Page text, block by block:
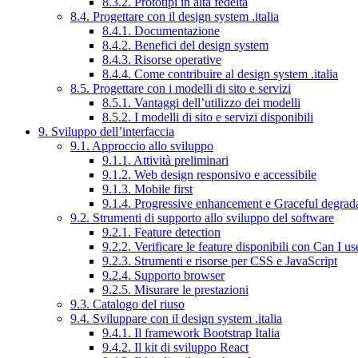
8.4. Progettare con il design system .italia
8.4.1. Documentazione
8.4.2. Benefici del design system
8.4.3. Risorse operative
8.4.4. Come contribuire al design system .italia
8.5. Progettare con i modelli di sito e servizi
8.5.1. Vantaggi dell’utilizzo dei modelli
8.5.2. I modelli di sito e servizi disponibili
9. Sviluppo dell’interfaccia
9.1. Approccio allo sviluppo
9.1.1. Attività preliminari
9.1.2. Web design responsivo e accessibile
9.1.3. Mobile first
9.1.4. Progressive enhancement e Graceful
9.2. Strumenti di supporto allo sviluppo del software
9.2.1. Feature detection
9.2.2. Verificare le feature disponibili con Can I
9.2.3. Strumenti e risorse per CSS e JavaScript
9.2.4. Supporto browser
9.2.5. Misurare le prestazioni
9.3. Catalogo del riuso
9.4. Sviluppare con il design system .italia
9.4.1. Il framework Bootstrap Italia
9.4.2. Il kit di sviluppo React